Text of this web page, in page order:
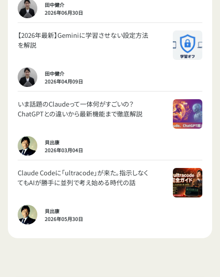
田中健介
2026年06月30日
【2026年最新】Geminiに学習させない設定方法
を解説
田中健介
2026年04月09日
いま話題のClaudeって一体何がすごいの？
ChatGPTとの違いから最新機能まで徹底解説
貝出康
2026年03月04日
Claude Codeに「ultracode」が来た。指示しなく
てもAIが勝手に並列で考え始める時代の話
貝出康
2026年05月30日